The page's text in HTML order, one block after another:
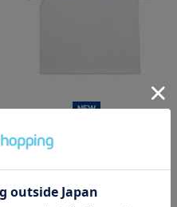
NEW
×MOONEYES/発泡プリントTシャツ